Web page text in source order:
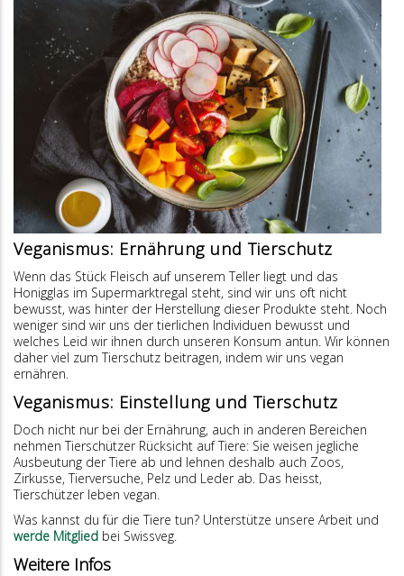
Veganismus: Ernährung und Tierschutz
Wenn das Stück Fleisch auf unserem Teller liegt und das
Honigglas im Supermarktregal steht, sind wir uns oft nicht
bewusst, was hinter der Herstellung dieser Produkte steht. Noch
weniger sind wir uns der tierlichen Individuen bewusst und
welches Leid wir ihnen durch unseren Konsum antun. Wir können
daher viel zum Tierschutz beitragen, indem wir uns vegan
ernähren.
Veganismus: Einstellung und Tierschutz
Doch nicht nur bei der Ernährung, auch in anderen Bereichen
nehmen Tierschützer Rücksicht auf Tiere: Sie weisen jegliche
Ausbeutung der Tiere ab und lehnen deshalb auch Zoos,
Zirkusse, Tierversuche, Pelz und Leder ab. Das heisst,
Tierschützer leben vegan.
Was kannst du für die Tiere tun? Unterstütze unsere Arbeit und
werde Mitglied bei Swissveg.
Weitere Infos